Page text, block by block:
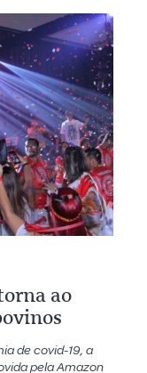
ao
de covid-19, a
pela Amazon